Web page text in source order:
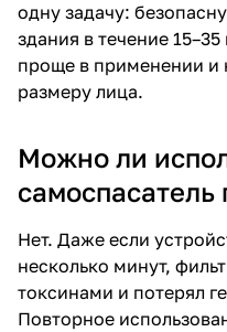
одну задачу:
здания в течение
проще в применении и
размеру лица.
Можно ли
самоспасатель
Нет. Даже если
несколько минут,
токсинами и потерял
Повторное